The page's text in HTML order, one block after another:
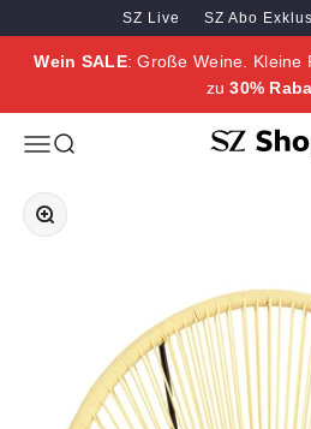
Zum Inhalt springen
Zum Hauptinhalt springen
SZ Live SZ Abo
Wein SALE: Große Weine. Kleine
zu30%
MenüSuche SZ Erleben
Bild vergrößern